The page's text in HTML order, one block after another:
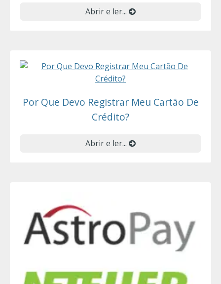
Abrir e ler...
Por Que Devo Registrar Meu Cartão De
Crédito?
Abrir e ler...